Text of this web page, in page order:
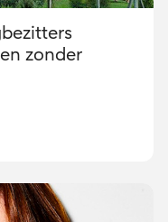
zonder